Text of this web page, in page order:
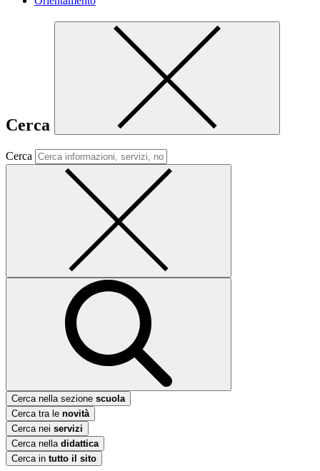
Cerca
Cerca
Cerca nella sezione scuola
Cerca tra le novità
Cerca nei servizi
Cerca nella didattica
Cerca in tutto il sito